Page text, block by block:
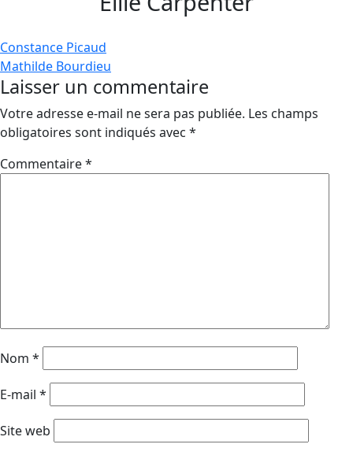
Navigation
de
l’article
Constance Picaud
Mathilde Bourdieu
Laisser un commentaire
Votre adresse e-mail ne sera pas publiée. Les champs
obligatoires sont indiqués avec *
Commentaire*
Nom *
E-mail *
Site web